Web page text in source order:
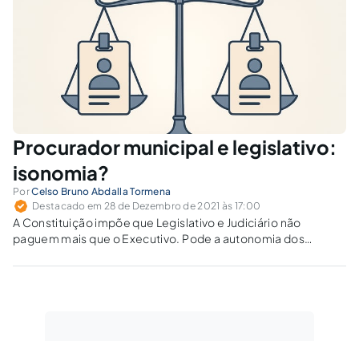
Procurador municipal e legislativo:
isonomia?
PorCelso Bruno Abdalla Tormena
Destacado em 28 de Dezembro de 2021 às 17:00
A Constituição impõe que Legislativo e Judiciário não
paguem mais que o Executivo. Pode a autonomia dos
examina a efetividade da regra do art. 37, XII, da Constituição